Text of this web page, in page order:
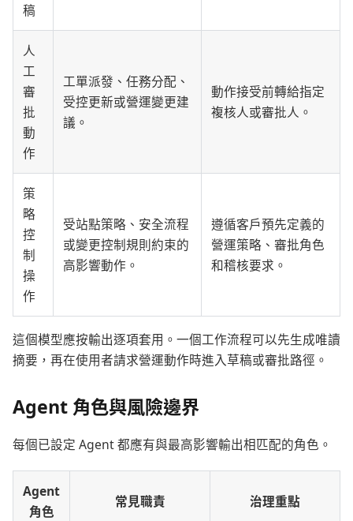
稿
人
工
審
批
動
作
工單派發、任務分配、
受控更新或營運變更建
議。
動作接受前轉給指定
複核人或審批人。
策
略
控
制
操
作
受站點策略、安全流程
或變更控制規則約束的
高影響動作。
遵循客戶預先定義的
營運策略、審批角色
和稽核要求。
這個模型應按輸出逐項套用。一個工作流程可以先生成唯讀
摘要，再在使用者請求營運動作時進入草稿或審批路徑。
Agent 角色與風險邊界
每個已設定 Agent 都應有與最高影響輸出相匹配的角色。
Agent
角色
常見職責 治理重點